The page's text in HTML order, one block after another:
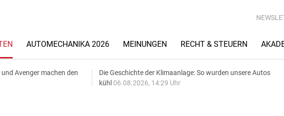
AUTOMECHANIKA 2026 MEINUNGEN RECHT & STEUERN
Avenger machen den
Die Geschichte der Klimaanlage: So wurden unsere Autos
kühl 06.08.2026, 14:29 Uhr